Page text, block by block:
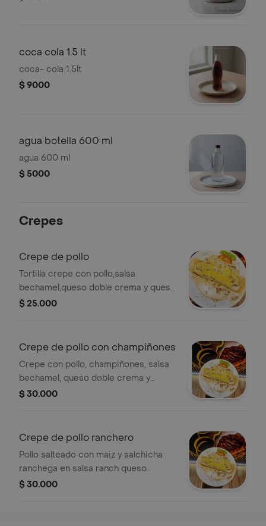
coca cola 1.5 lt
coca- cola 1.5lt
$ 9000
agua botella 600 ml
agua 600 ml
$ 5000
Crepes
Crepe de pollo
Tortilla crepe con pollo,salsa
bechamel,queso doble crema y queso
parmesano
$ 25.000
Crepe de pollo con champiñones
Crepe con pollo, champiñones, salsa
bechamel, queso doble crema y
queso parmesano
$ 30.000
Crepe de pollo ranchero
Pollo salteado con maiz y salchicha
ranchega en salsa ranch queso
parmesano y queso doble crema
$ 30.000